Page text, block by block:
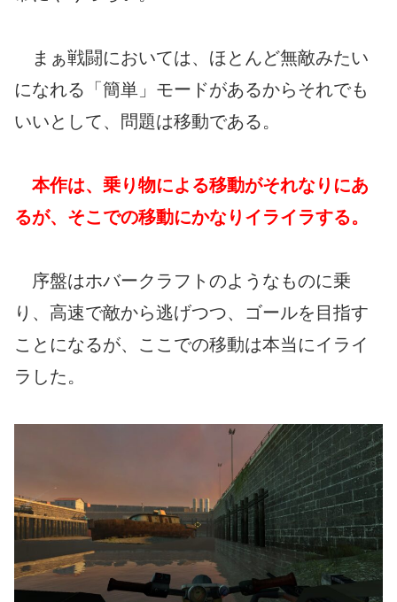
まぁ戦闘においては、ほとんど無敵みたい
になれる「簡単」モードがあるからそれでも
いいとして、問題は移動である。
本作は、乗り物による移動がそれなりにあ
るが、そこでの移動にかなりイライラする。
序盤はホバークラフトのようなものに乗
り、高速で敵から逃げつつ、ゴールを目指す
ことになるが、ここでの移動は本当にイライ
ラした。